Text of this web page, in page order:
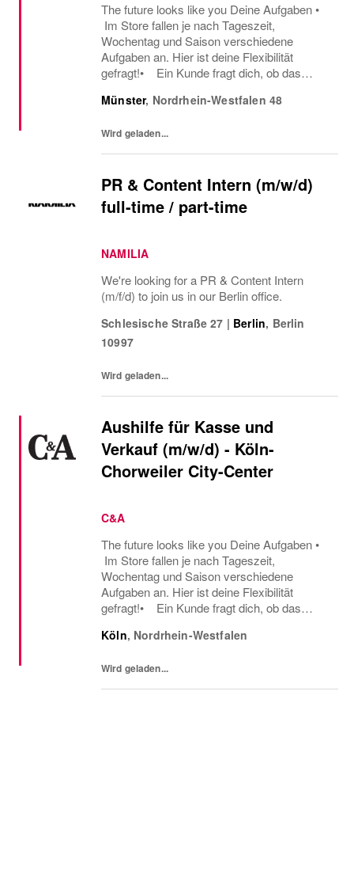
The future looks like you Deine Aufgaben •
Im Store fallen je nach Tageszeit,
Wochentag und Saison verschiedene
Aufgaben an. Hier ist deine Flexibilität
gefragt!• Ein Kunde fragt dich, ob das
Größe verfügbar ist oder welcher Gürtel gut
Münster, Nordrhein-Westfalen 48
Wird geladen...
PR & Content Intern (m/w/d)
full-time / part-time
NAMILIA
We're looking for a PR & Content Intern
(m/f/d) to join us in our Berlin office.
Schlesische Straße 27 | Berlin, Berlin
10997
Wird geladen...
Aushilfe für Kasse und
Verkauf (m/w/d) - Köln-
Chorweiler City-Center
C&A
The future looks like you Deine Aufgaben •
Im Store fallen je nach Tageszeit,
Wochentag und Saison verschiedene
Aufgaben an. Hier ist deine Flexibilität
gefragt!• Ein Kunde fragt dich, ob das
Größe verfügbar ist oder welcher Gürtel gut
Köln, Nordrhein-Westfalen
Wird geladen...